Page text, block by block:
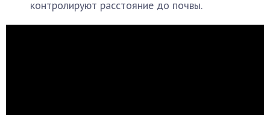
контролируют расстояние до почвы.